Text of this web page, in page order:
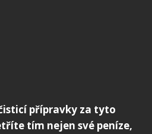
přípravky za tyto
tím nejen své peníze,